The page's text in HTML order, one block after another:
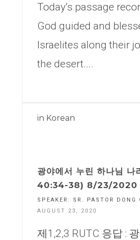
Today’s passage
God guided and
Israelites along their
the desert....
in Korean
광야에서 누린 하나님 나
40:34-38) 8/23/2020
SPEAKER: SR. PASTOR DONG
AUGUST 23, 2020
제1,2,3 RUTC 응답 :